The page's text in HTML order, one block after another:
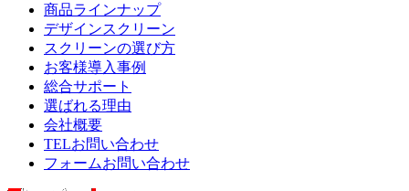
商品ラインナップ
デザインスクリーン
スクリーンの選び方
お客様導入事例
総合サポート
選ばれる理由
会社概要
TELお問い合わせ
フォームお問い合わせ